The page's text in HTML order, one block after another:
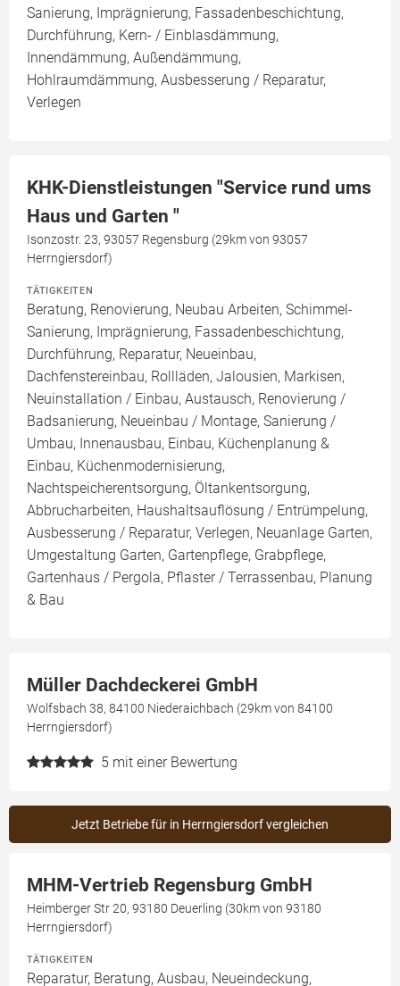
Sanierung, Imprägnierung, Fassadenbeschichtung,
Durchführung, Kern- / Einblasdämmung,
Innendämmung, Außendämmung,
Hohlraumdämmung, Ausbesserung / Reparatur,
Verlegen
KHK-Dienstleistungen "Service rund ums
Haus und Garten "
Isonzostr. 23, 93057 Regensburg (29km von 93057
Herrngiersdorf)
TÄTIGKEITEN
Beratung, Renovierung, Neubau Arbeiten, Schimmel-
Sanierung, Imprägnierung, Fassadenbeschichtung,
Durchführung, Reparatur, Neueinbau,
Dachfenstereinbau, Rollläden, Jalousien, Markisen,
Neuinstallation / Einbau, Austausch, Renovierung /
Badsanierung, Neueinbau / Montage, Sanierung /
Umbau, Innenausbau, Einbau, Küchenplanung &
Einbau, Küchenmodernisierung,
Nachtspeicherentsorgung, Öltankentsorgung,
Abbrucharbeiten, Haushaltsauflösung / Entrümpelung,
Ausbesserung / Reparatur, Verlegen, Neuanlage Garten,
Umgestaltung Garten, Gartenpflege, Grabpflege,
Gartenhaus / Pergola, Pflaster / Terrassenbau, Planung
& Bau
Müller Dachdeckerei GmbH
Wolfsbach 38, 84100 Niederaichbach (29km von 84100
Herrngiersdorf)
5 mit einer Bewertung
Jetzt Betriebe für in Herrngiersdorf vergleichen
MHM-Vertrieb Regensburg GmbH
Heimberger Str 20, 93180 Deuerling (30km von 93180
Herrngiersdorf)
TÄTIGKEITEN
Reparatur, Beratung, Ausbau, Neueindeckung,